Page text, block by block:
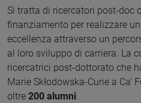
Si tratta di ricercatori post-doc
finanziamento per realizzare
eccellenza attraverso un
al loro sviluppo di carriera. La
ricercatrici post-dottorato che
Marie Skłodowska-Curie a Ca'
oltre 200 alumni